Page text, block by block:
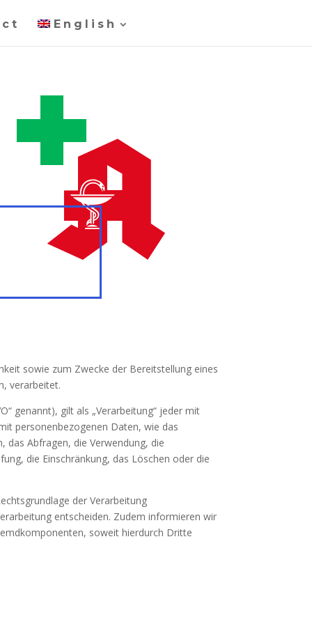
English
sowie zum Zwecke der Bereitstellung eines
verarbeitet.
genannt), gilt als „Verarbeitung“ jeder mit
personenbezogenen Daten, wie das
das Abfragen, die Verwendung, die
die Einschränkung, das Löschen oder die
der Verarbeitung
entscheiden. Zudem informieren wir
soweit hierdurch Dritte